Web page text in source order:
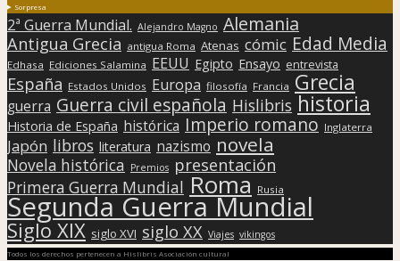
Sorpresa
2ª Guerra Mundial. Alejandro Magno Alemania
Antigua Grecia antigua Roma Atenas cómic Edad Media
Edhasa Ediciones Salamina EEUU Egipto Ensayo entrevista
España Estados Unidos Europa filosofía Francia Grecia
guerra Guerra civil española Hislibris historia
Historia de España histórica Imperio romano Inglaterra
Japón libros literatura nazismo novela
Novela histórica Premios presentación
Primera Guerra Mundial Roma Rusia
Segunda Guerra Mundial
Siglo XIX siglo XVI siglo XX Viajes vikingos
Todos los derechos pertenecen a Hislibris Asociación cultural